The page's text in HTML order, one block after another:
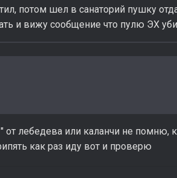
потом шел в санаторий пушку
и вижу сообщение что пулю ЭХ
от лебедева или каланчи не помню,
как раз иду вот и проверю